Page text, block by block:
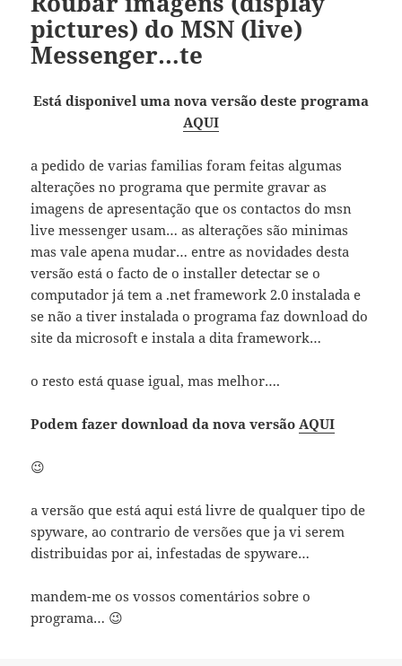
pictures) do MSN (live)
Messenger…te
Está disponivel uma nova versão deste programa
AQUI
a pedido de varias familias foram feitas algumas
alterações no programa que permite gravar as
imagens de apresentação que os contactos do msn
live messenger usam… as alterações são minimas
mas vale apena mudar… entre as novidades desta
versão está o facto de o installer detectar se o
computador já tem a .net framework 2.0 instalada e
se não a tiver instalada o programa faz download do
site da microsoft e instala a dita framework…
o resto está quase igual, mas melhor….
Podem fazer download da nova versão AQUI
😉
a versão que está aqui está livre de qualquer tipo de
spyware, ao contrario de versões que ja vi serem
distribuidas por ai, infestadas de spyware…
mandem-me os vossos comentários sobre o
programa… 😉